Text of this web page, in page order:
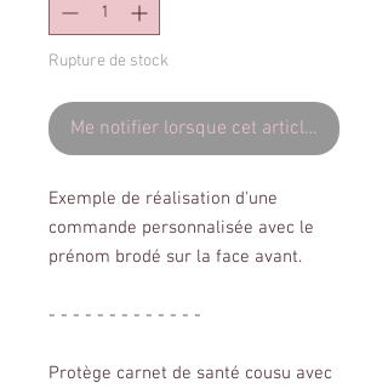
Rupture de stock
Me notifier lorsque cet article est
Exemple de réalisation d'une
commande personnalisée avec le
prénom brodé sur la face avant.
- - - - - - - - - - - - -
Protège carnet de santé cousu avec